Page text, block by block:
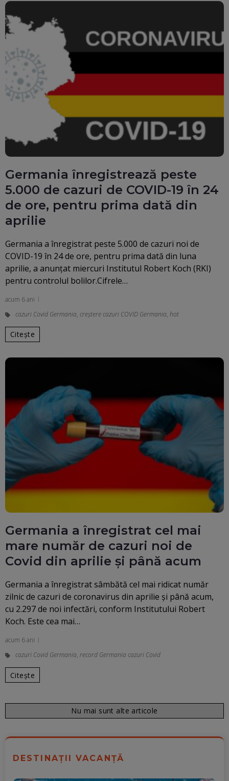
Germania înregistrează peste
5.000 de cazuri de COVID-19 în 24
de ore, pentru prima dată din
aprilie
Germania a înregistrat peste 5.000 de cazuri noi de
COVID-19 în 24 de ore, pentru prima dată din luna
aprilie, a anunţat miercuri Institutul Robert Koch (RKI)
pentru controlul bolilor.Cifrele…
acum 6 ani
cazuri Covid Germania, creștere cazuri COVID Germania, hot
Citește
Germania a înregistrat cel mai
mare număr de cazuri noi de
Covid din aprilie şi până acum
Germania a înregistrat sâmbătă cel mai ridicat număr
zilnic de cazuri de coronavirus din aprilie şi până acum,
cu 2.297 de noi infectări, conform Institutului Robert
Koch. Este cea mai…
acum 6 ani
cazuri Covid Germania, record Germania cazuri Covid
Citește
Nu mai sunt alte articole
DESTINAȚII VACANȚĂ